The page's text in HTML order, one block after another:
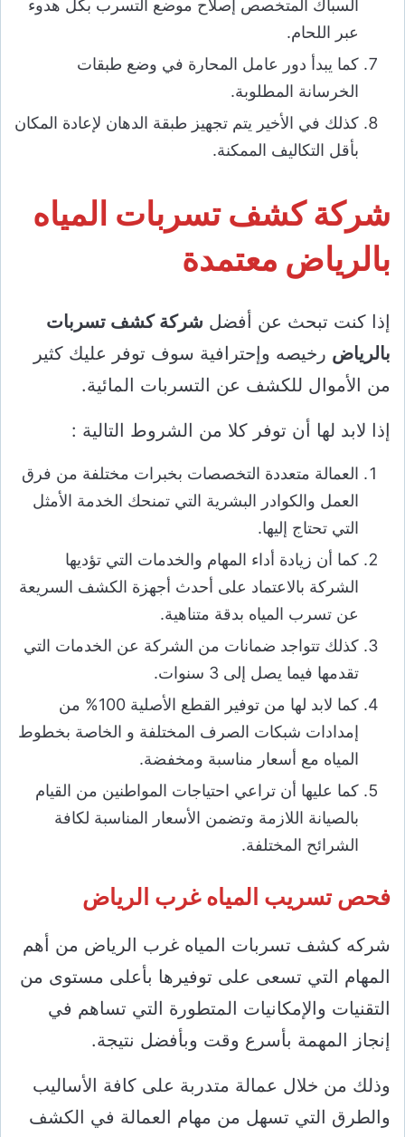
السباك المتخصص إصلاح موضع التسرب بكل هدوء
عبر اللحام.
كما يبدأ دور عامل المحارة في وضع طبقات
الخرسانة المطلوبة.
كذلك في الأخير يتم تجهيز طبقة الدهان لإعادة المكان
بأقل التكاليف الممكنة.
شركة كشف تسربات المياه
بالرياض معتمدة
إذا كنت تبحث عن أفضل شركة كشف تسربات
بالرياض رخيصه وإحترافية سوف توفر عليك كثير
من الأموال للكشف عن التسربات المائية.
إذا لابد لها أن توفر كلا من الشروط التالية :
العمالة متعددة التخصصات بخبرات مختلفة من فرق
العمل والكوادر البشرية التي تمنحك الخدمة الأمثل
التي تحتاج إليها.
كما أن زيادة أداء المهام والخدمات التي تؤديها
الشركة بالاعتماد على أحدث أجهزة الكشف السريعة
عن تسرب المياه بدقة متناهية.
كذلك تتواجد ضمانات من الشركة عن الخدمات التي
تقدمها فيما يصل إلى 3 سنوات.
كما لابد لها من توفير القطع الأصلية 100% من
إمدادات شبكات الصرف المختلفة و الخاصة بخطوط
المياه مع أسعار مناسبة ومخفضة.
كما عليها أن تراعي احتياجات المواطنين من القيام
بالصيانة اللازمة وتضمن الأسعار المناسبة لكافة
الشرائح المختلفة.
فحص تسريب المياه غرب الرياض
شركه كشف تسربات المياه غرب الرياض من أهم
المهام التي تسعى على توفيرها بأعلى مستوى من
التقنيات والإمكانيات المتطورة التي تساهم في
إنجاز المهمة بأسرع وقت وبأفضل نتيجة.
وذلك من خلال عمالة متدربة على كافة الأساليب
والطرق التي تسهل من مهام العمالة في الكشف